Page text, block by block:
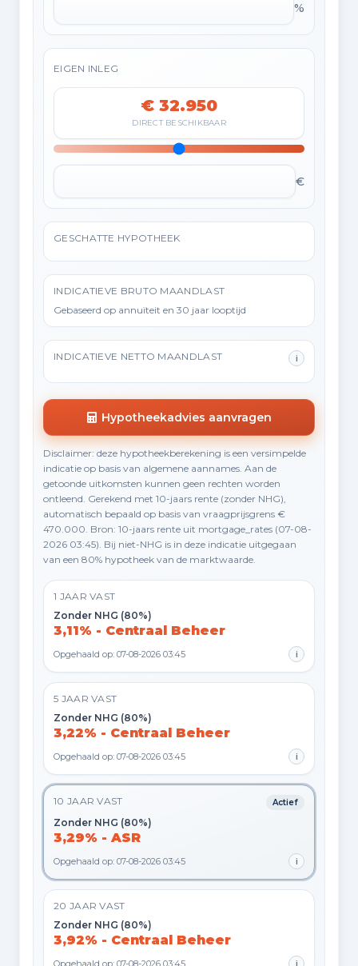
%
EIGEN INLEG
€ 32.950
DIRECT BESCHIKBAAR
€
GESCHATTE HYPOTHEEK
INDICATIEVE BRUTO MAANDLAST
Gebaseerd op annuïteit en 30 jaar looptijd
INDICATIEVE NETTO MAANDLAST i
Hypotheekadvies aanvragen
Disclaimer: deze hypotheekberekening is een versimpelde
indicatie op basis van algemene aannames. Aan de
getoonde uitkomsten kunnen geen rechten worden
ontleend. Gerekend met 10-jaars rente (zonder NHG),
automatisch bepaald op basis van vraagprijsgrens €
470.000. Bron: 10-jaars rente uit mortgage_rates (07-08-
2026 03:45). Bij niet-NHG is in deze indicatie uitgegaan
van een 80% hypotheek van de marktwaarde.
1 JAAR VAST
Zonder NHG (80%)
3,11% - Centraal Beheer
Opgehaald op: 07-08-2026 03:45 i
5 JAAR VAST
Zonder NHG (80%)
3,22% - Centraal Beheer
Opgehaald op: 07-08-2026 03:45 i
10 JAAR VAST Actief
Zonder NHG (80%)
3,29% - ASR
Opgehaald op: 07-08-2026 03:45 i
20 JAAR VAST
Zonder NHG (80%)
3,92% - Centraal Beheer
Opgehaald op: 07-08-2026 03:45 i